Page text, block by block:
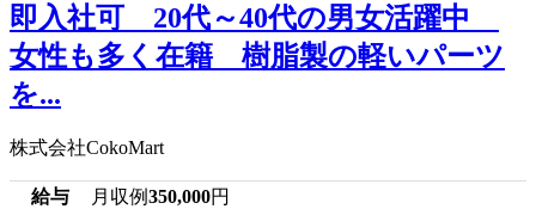
即入社可 20代～40代の男女活躍中
女性も多く在籍 樹脂製の軽いパーツ
を...
株式会社CokoMart
給与 月収例350,000円